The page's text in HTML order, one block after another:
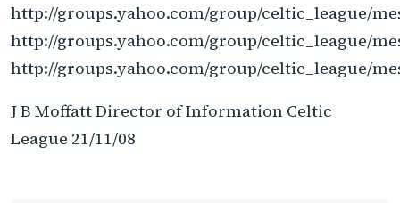
http://groups.yahoo.com/group/celtic_league/
http://groups.yahoo.com/group/celtic_league/
http://groups.yahoo.com/group/celtic_league/
J B Moffatt Director of Information Celtic
League 21/11/08